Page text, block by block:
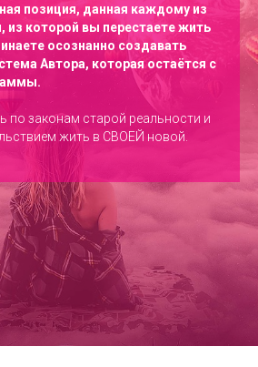
позиция, данная каждому из
из которой вы перестаете жить
осознанно создавать
Автора, которая остаётся с
по законам старой реальности и
жить в СВОЕЙ новой.